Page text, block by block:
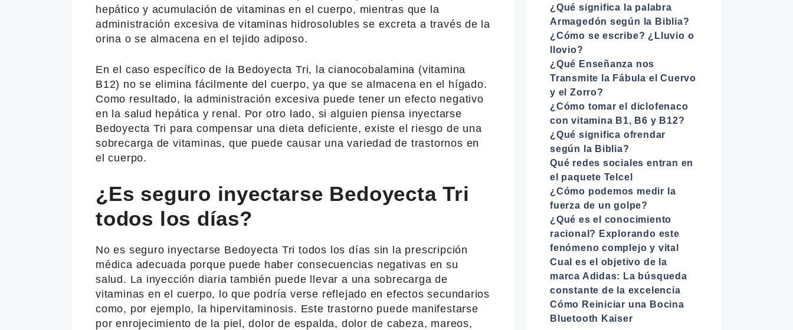
hepático y acumulación de vitaminas en el cuerpo, mientras que la
administración excesiva de vitaminas hidrosolubles se excreta a través de la
orina o se almacena en el tejido adiposo.
En el caso específico de la Bedoyecta Tri, la cianocobalamina (vitamina
B12) no se elimina fácilmente del cuerpo, ya que se almacena en el hígado.
Como resultado, la administración excesiva puede tener un efecto negativo
en la salud hepática y renal. Por otro lado, si alguien piensa inyectarse
Bedoyecta Tri para compensar una dieta deficiente, existe el riesgo de una
sobrecarga de vitaminas, que puede causar una variedad de trastornos en
el cuerpo.
¿Es seguro inyectarse Bedoyecta Tri
todos los días?
No es seguro inyectarse Bedoyecta Tri todos los días sin la prescripción
médica adecuada porque puede haber consecuencias negativas en su
salud. La inyección diaria también puede llevar a una sobrecarga de
vitaminas en el cuerpo, lo que podría verse reflejado en efectos secundarios
como, por ejemplo, la hipervitaminosis. Este trastorno puede manifestarse
por enrojecimiento de la piel, dolor de espalda, dolor de cabeza, mareos,
¿Qué significa la palabra
Armagedón según la Biblia?
¿Cómo se escribe? ¿Lluvio o
llovio?
¿Qué Enseñanza nos
Transmite la Fábula el Cuervo
y el Zorro?
¿Cómo tomar el diclofenaco
con vitamina B1, B6 y B12?
¿Qué significa ofrendar
según la Biblia?
Qué redes sociales entran en
el paquete Telcel
¿Cómo podemos medir la
fuerza de un golpe?
¿Qué es el conocimiento
racional? Explorando este
fenómeno complejo y vital
Cual es el objetivo de la
marca Adidas: La búsqueda
constante de la excelencia
Cómo Reiniciar una Bocina
Bluetooth Kaiser